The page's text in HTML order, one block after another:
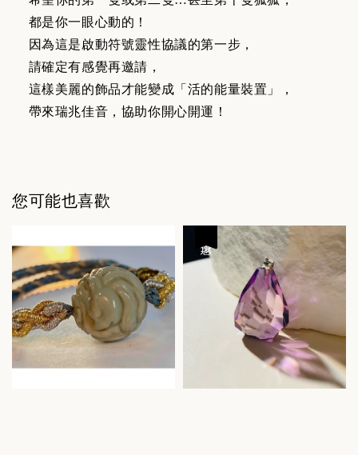
都是你一眼心動的！
因為這是啟動符號靈性協議的第一步，
請確定有感覺再邀請，
這樣美麗的飾品才能變成「活的能量裝置」，
帶來瑞兆佳音，協助你開心開運！
您可能也喜歡